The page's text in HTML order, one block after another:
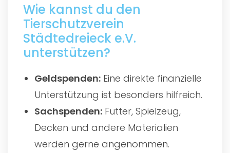
Wie kannst du den
Tierschutzverein
Städtedreieck e.V.
unterstützen?
Geldspenden: Eine direkte finanzielle
Unterstützung ist besonders hilfreich.
Sachspenden: Futter, Spielzeug,
Decken und andere Materialien
werden gerne angenommen.